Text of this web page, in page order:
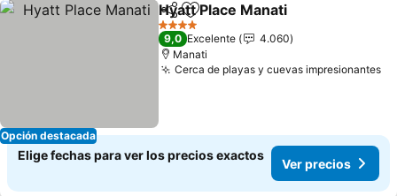
Opción destacada
CompartirAgregar a favoritos
Hyatt Place Manati
4 Estrellas
9,0 Excelente
4.060
Manati
Cerca de playas y cuevas impresionantes
Elige fechas para ver los precios exactos
Ver precios